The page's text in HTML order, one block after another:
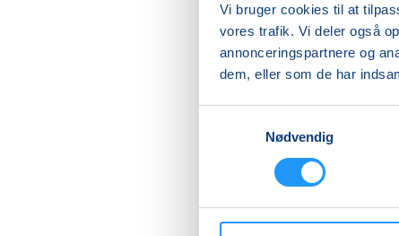
Vi bruger cookies til at
vores trafik. Vi deler også
annonceringspartnere og
dem, eller som de har
Nødvendig
Kom
maleri
eller
mere
Du